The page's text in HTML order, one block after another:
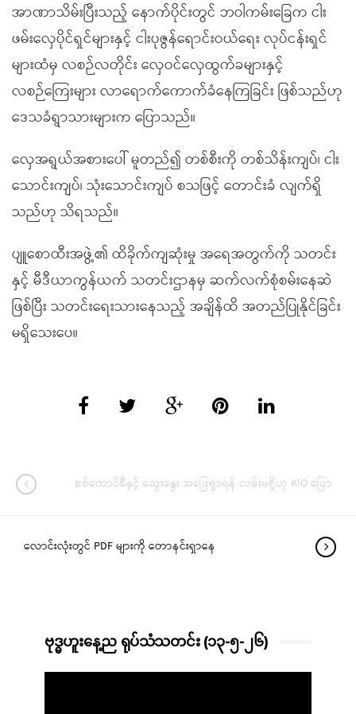
အာဏာသိမ်းပြီးသည့် နောက်ပိုင်းတွင် ဘဝါကမ်းခြေက ငါး
ဖမ်းလှေပိုင်ရှင်များနှင့် ငါးပုဇွန်ရောင်းဝယ်ရေး လုပ်ငန်းရှင်
များထံမှ လစဉ်လတိုင်း လှေဝင်လှေထွက်ခများနှင့်
လစဉ်ကြေးများ လာရောက်ကောက်ခံနေကြခြင်း ဖြစ်သည်ဟု
ဒေသခံရွာသားများက ပြောသည်။
လှေအရွယ်အစားပေါ် မူတည်၍ တစ်စီးကို တစ်သိန်းကျပ်၊ ငါး
သောင်းကျပ်၊ သုံးသောင်းကျပ် စသဖြင့် တောင်းခံ လျက်ရှိ
သည်ဟု သိရသည်။
ပျူစောထီးအဖွဲ့၏ ထိခိုက်ကျဆုံးမှု အရေအတွက်ကို သတင်း
နှင့် မီဒီယာကွန်ယက် သတင်းဌာနမှ ဆက်လက်စုံစမ်းနေဆဲ
ဖြစ်ပြီး သတင်းရေးသားနေသည့် အချိန်ထိ အတည်ပြုနိုင်ခြင်း
မရှိသေးပေ။
စစ်ကောင်စီနှင့် ဆွေးနွေး အဖြေရှာရန် လမ်းမရှိဟု KIO ပြော
လောင်းလုံးတွင် PDF များကို တောနင်းရှာနေ
ဗုဒ္ဓဟူးနေ့ည ရုပ်သံသတင်း (၁၃-၅-၂၆)